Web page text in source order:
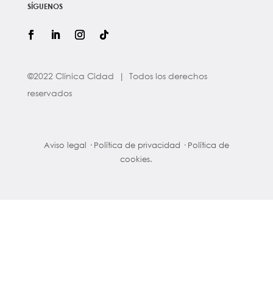
SÍGUENOS
©2022 Clínica Cidad | Todos los derechos
reservados
Aviso legal · Política de privacidad · Política de
cookies.